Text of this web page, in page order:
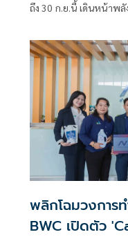
ถึง 30 ก.ย.นี้ เดินหน้าพ
พลิกโฉมวงการ
BWC เปิดตัว